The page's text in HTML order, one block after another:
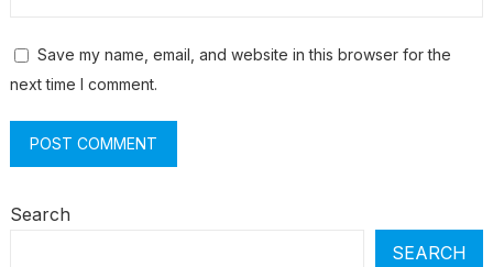
Save my name, email, and website in this browser for the
next time I comment.
Search
SEARCH